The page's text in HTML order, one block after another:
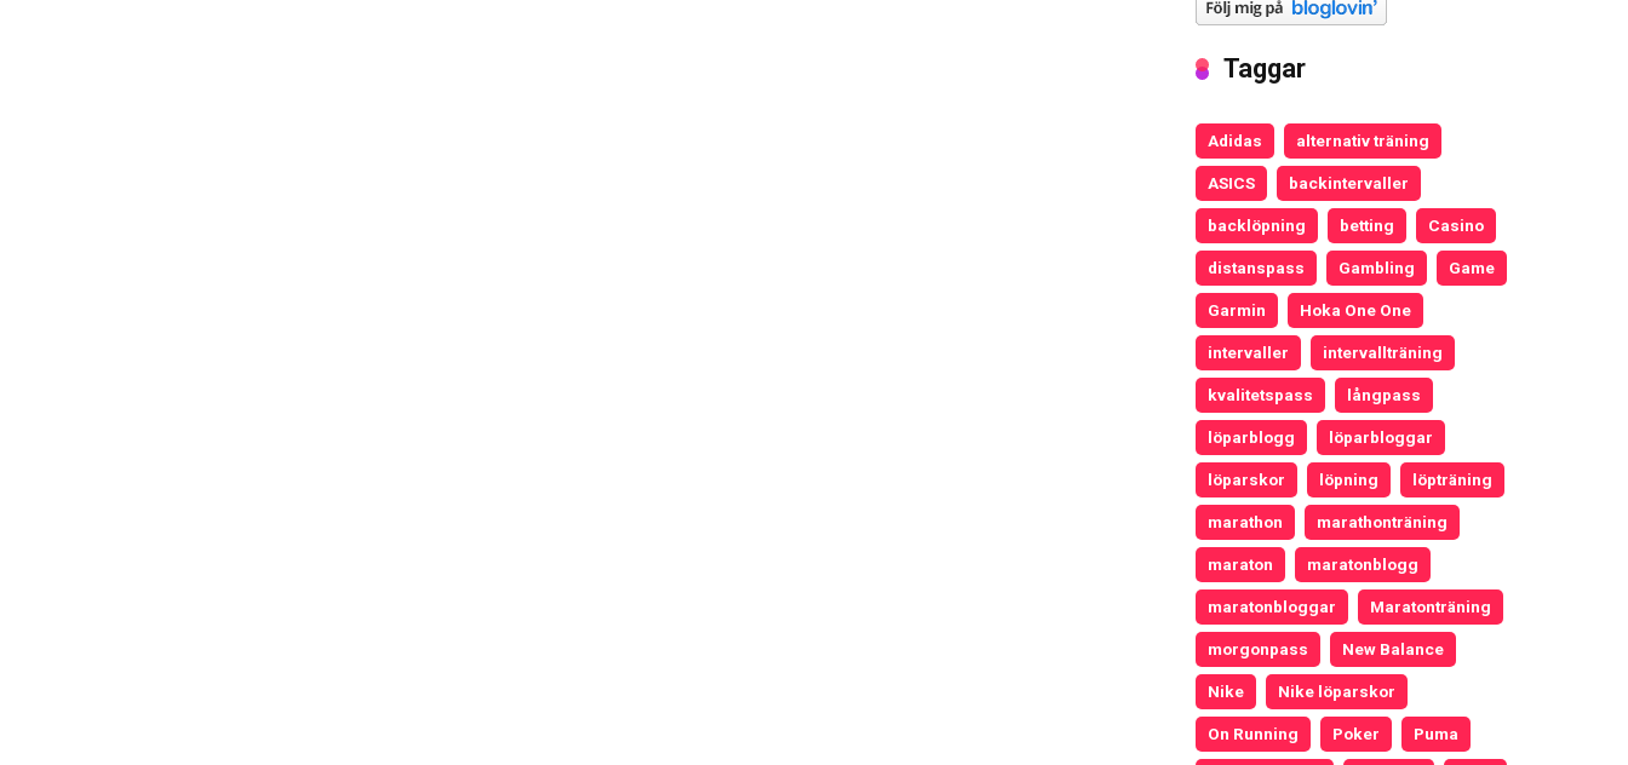
Taggar
Adidas alternativ träning
ASICS backintervaller
backlöpning betting Casino
distanspass Gambling Game
Garmin Hoka One One
intervaller intervallträning
kvalitetspass långpass
löparblogg löparbloggar
löparskor löpning löpträning
marathon marathonträning
maraton maratonblogg
maratonbloggar Maratonträning
morgonpass New Balance
Nike Nike löparskor
On Running Poker Puma